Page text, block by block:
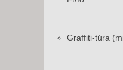
Graffiti-túra